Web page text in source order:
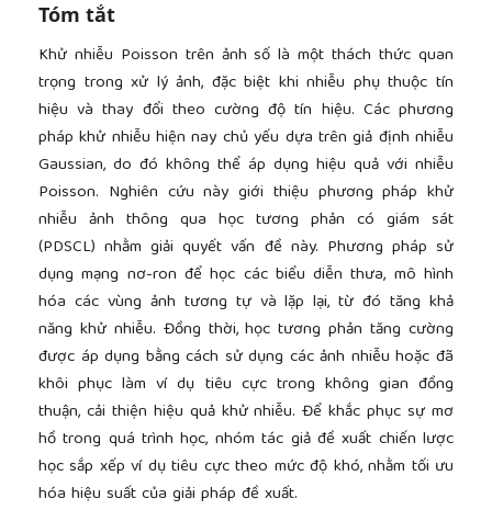
Tóm tắt
Khử nhiễu Poisson trên ảnh số là một thách thức quan
trọng trong xử lý ảnh, đặc biệt khi nhiễu phụ thuộc tín
hiệu và thay đổi theo cường độ tín hiệu. Các phương
pháp khử nhiễu hiện nay chủ yếu dựa trên giả định nhiễu
Gaussian, do đó không thể áp dụng hiệu quả với nhiễu
Poisson. Nghiên cứu này giới thiệu phương pháp khử
nhiễu ảnh thông qua học tương phản có giám sát
(PDSCL) nhằm giải quyết vấn đề này. Phương pháp sử
dụng mạng nơ-ron để học các biểu diễn thưa, mô hình
hóa các vùng ảnh tương tự và lặp lại, từ đó tăng khả
năng khử nhiễu. Đồng thời, học tương phản tăng cường
được áp dụng bằng cách sử dụng các ảnh nhiễu hoặc đã
khôi phục làm ví dụ tiêu cực trong không gian đồng
thuận, cải thiện hiệu quả khử nhiễu. Để khắc phục sự mơ
hồ trong quá trình học, nhóm tác giả đề xuất chiến lược
học sắp xếp ví dụ tiêu cực theo mức độ khó, nhằm tối ưu
hóa hiệu suất của giải pháp đề xuất.